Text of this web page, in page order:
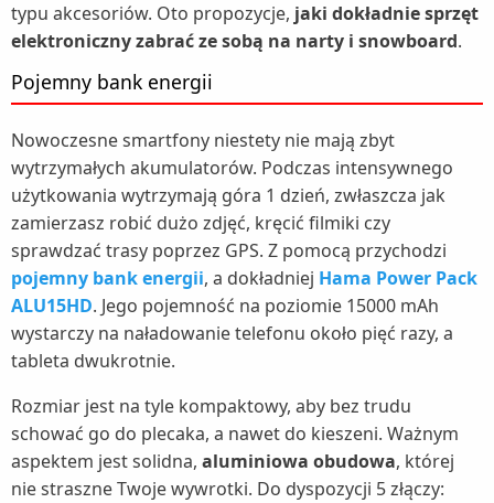
typu akcesoriów. Oto propozycje, jaki dokładnie sprzęt
elektroniczny zabrać ze sobą na narty i snowboard.
Pojemny bank energii
Nowoczesne smartfony niestety nie mają zbyt
wytrzymałych akumulatorów. Podczas intensywnego
użytkowania wytrzymają góra 1 dzień, zwłaszcza jak
zamierzasz robić dużo zdjęć, kręcić filmiki czy
sprawdzać trasy poprzez GPS. Z pomocą przychodzi
pojemny bank energii, a dokładniej Hama Power Pack
ALU15HD. Jego pojemność na poziomie 15000 mAh
wystarczy na naładowanie telefonu około pięć razy, a
tableta dwukrotnie.
Rozmiar jest na tyle kompaktowy, aby bez trudu
schować go do plecaka, a nawet do kieszeni. Ważnym
aspektem jest solidna, aluminiowa obudowa, której
nie straszne Twoje wywrotki. Do dyspozycji 5 złączy: